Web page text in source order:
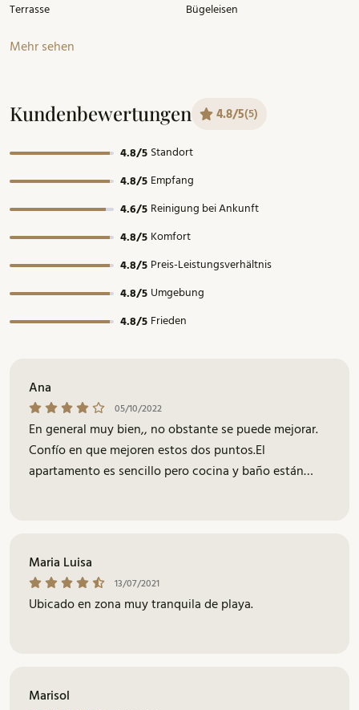
Terrasse
Bügeleisen
Mehr sehen
Kundenbewertungen 4.8/5(5)
4.8/5 Standort
4.8/5 Empfang
4.6/5 Reinigung bei Ankunft
4.8/5 Komfort
4.8/5 Preis-Leistungsverhältnis
4.8/5 Umgebung
4.8/5 Frieden
Ana
05/10/2022
En general muy bien,, no obstante se puede mejorar.
Confío en que mejoren estos dos puntos.El
apartamento es sencillo pero cocina y baño están
Maria Luisa
13/07/2021
Ubicado en zona muy tranquila de playa.
Marisol